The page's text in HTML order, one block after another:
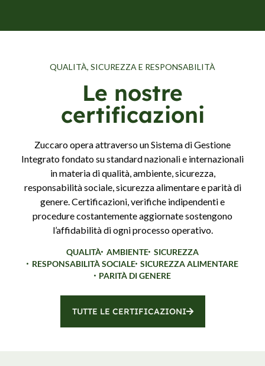
QUALITÀ, SICUREZZA E RESPONSABILITÀ
Le nostre
certificazioni
Zuccaro opera attraverso un Sistema di Gestione
Integrato fondato su standard nazionali e internazionali
in materia di qualità, ambiente, sicurezza,
responsabilità sociale, sicurezza alimentare e parità di
genere. Certificazioni, verifiche indipendenti e
procedure costantemente aggiornate sostengono
l’affidabilità di ogni processo operativo.
QUALITÀ AMBIENTE SICUREZZA
RESPONSABILITÀ SOCIALE SICUREZZA ALIMENTARE
PARITÀ DI GENERE
TUTTE LE CERTIFICAZIONI